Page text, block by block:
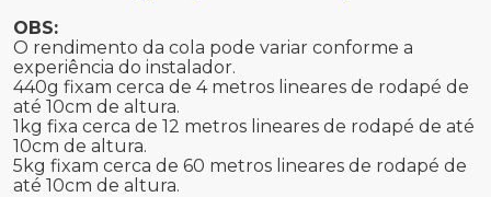
OBS:
O rendimento da cola pode variar conforme a
experiência do instalador.
440g fixam cerca de 4 metros lineares de rodapé de
até 10cm de altura.
1kg fixa cerca de 12 metros lineares de rodapé de até
10cm de altura.
5kg fixam cerca de 60 metros lineares de rodapé de
até 10cm de altura.